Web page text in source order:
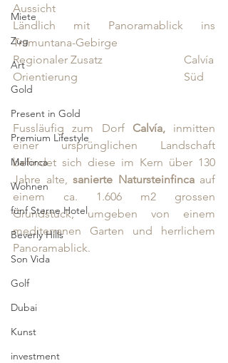
Miete
Zug
Art
Gold
Present in Gold
Premium Lifestyle
Mallorca
Wohnen
fünf Sterne Hotel
Beverly Hills
Son Vida
Golf
Dubai
Kunst
investment
Aussicht
Ländlich mit Panoramablick ins
Tramuntana-Gebirge
Regionaler Zusatz			Calvía
Orientierung				Süd
Fussläufig zum Dorf Calvía, inmitten
einer ursprünglichen Landschaft
befindet sich diese im Kern über 130
Jahre alte, sanierte Natursteinfinca auf
einem ca. 1.606 m2 grossen
Grundstück, umgeben von einem
mediterranen Garten und herrlichem
Panoramablick.